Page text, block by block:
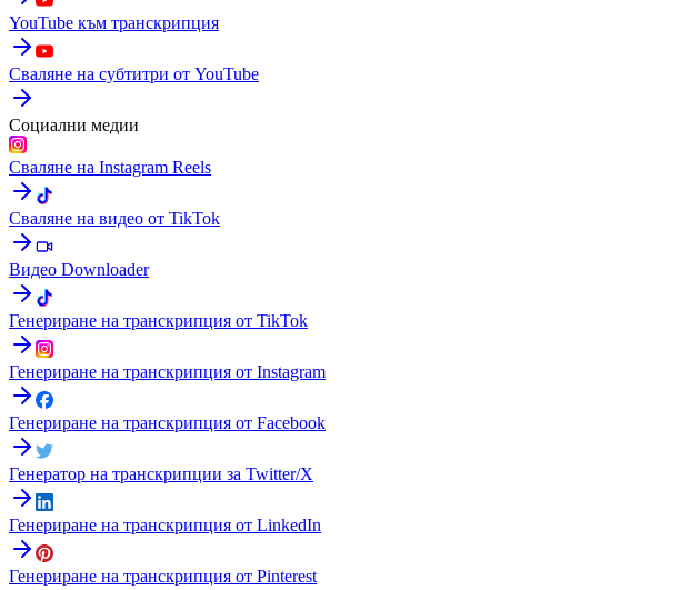
YouTube към транскрипция
Сваляне на субтитри от YouTube
Социални медии
Сваляне на Instagram Reels
Сваляне на видео от TikTok
Видео Downloader
Генериране на транскрипция от TikTok
Генериране на транскрипция от Instagram
Генериране на транскрипция от Facebook
Генератор на транскрипции за Twitter/X
Генериране на транскрипция от LinkedIn
Генериране на транскрипция от Pinterest